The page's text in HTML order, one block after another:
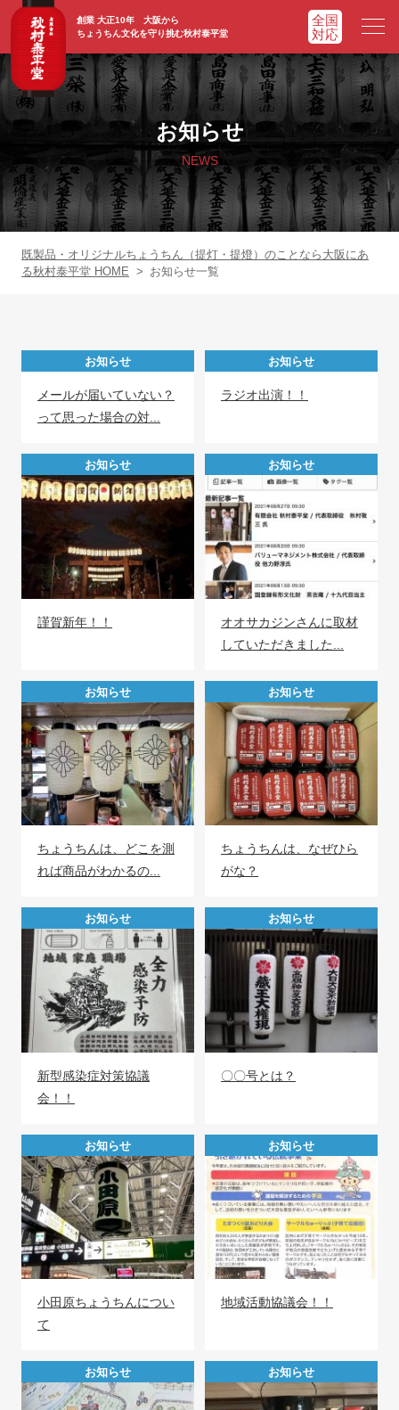
創業 大正10年 大阪から
ちょうちん文化を守り挑む秋村泰平堂
ホーム HOME
ADVATAGE
提灯一覧 CHOCHIN
お知らせ
FAX注文 お問い合わせ
お知らせ
NEWS
既製品・オリジナルちょうちん（提灯・提燈）のことなら大阪にあ
る秋村泰平堂 HOME > お知らせ一覧
お知らせ
メールが届いていない？
って思った場合の対...
お知らせ
ラジオ出演！！
お知らせ
謹賀新年！！
お知らせ
オオサカジンさんに取材
していただきました...
お知らせ
ちょうちんは、どこを測
れば商品がわかるの...
お知らせ
ちょうちんは、なぜひら
がな？
お知らせ
新型感染症対策協議
会！！
お知らせ
〇〇号とは？
お知らせ
小田原ちょうちんについ
て
お知らせ
地域活動協議会！！
お知らせ お知らせ